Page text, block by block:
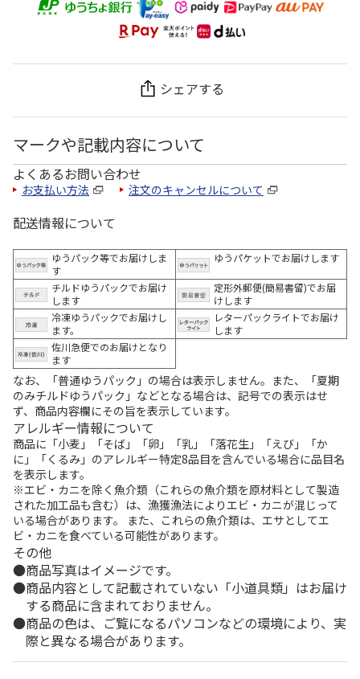
シェアする
マークや記載内容について
よくあるお問い合わせ
お支払い方法 注文のキャンセルについて
配送情報について
ゆうパック等でお届けしま
す
ゆうパケットでお届けします
チルドゆうパックでお届け
します
定形外郵便(簡易書留)でお届
けします
冷凍ゆうパックでお届けし
ます。
レターパックライトでお届け
します
佐川急便でのお届けとなり
ます
なお、「普通ゆうパック」の場合は表示しません。また、「夏期
のみチルドゆうパック」などとなる場合は、記号での表示はせ
ず、商品内容欄にその旨を表示しています。
アレルギー情報について
商品に「小麦」「そば」「卵」「乳」「落花生」「えび」「か
に」「くるみ」のアレルギー特定8品目を含んでいる場合に品目名
を表示します。
※エビ・カニを除く魚介類（これらの魚介類を原材料として製造
された加工品も含む）は、漁獲漁法によりエビ・カニが混じって
いる場合があります。 また、これらの魚介類は、エサとしてエ
ビ・カニを食べている可能性があります。
その他
商品写真はイメージです。
商品内容として記載されていない「小道具類」はお届け
する商品に含まれておりません。
商品の色は、ご覧になるパソコンなどの環境により、実
際と異なる場合があります。